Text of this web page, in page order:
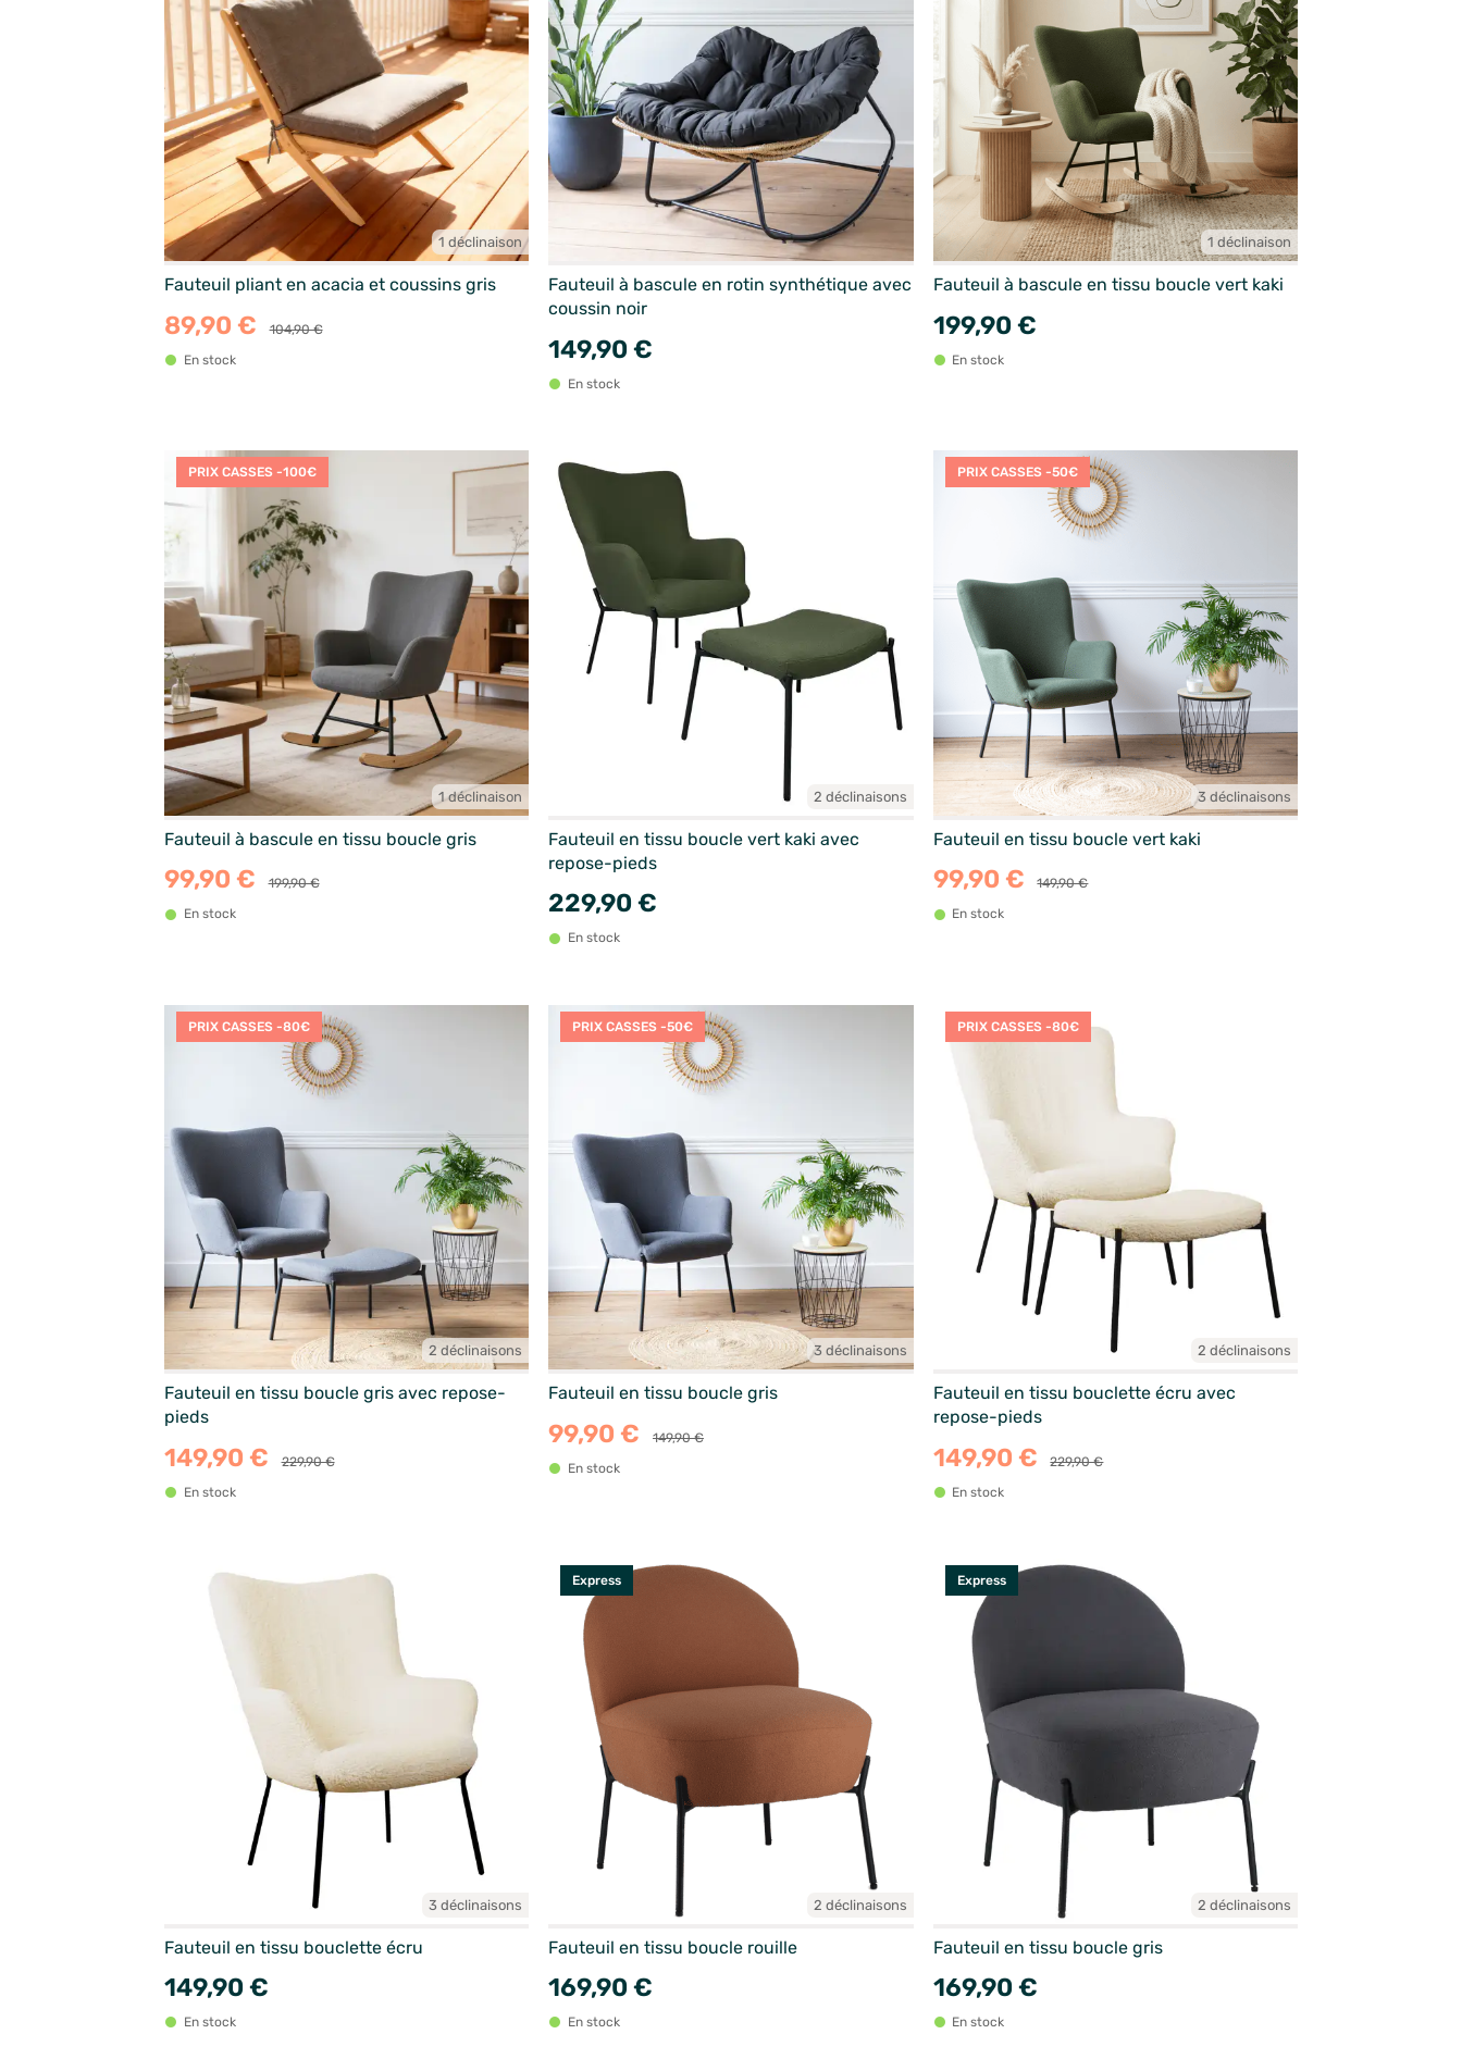
1 déclinaison
Fauteuil pliant en acacia et coussins gris
89,90 €
104,90 €
En stock
Fauteuil à bascule en rotin synthétique avec
coussin noir
149,90 €
En stock
1 déclinaison
Fauteuil à bascule en tissu boucle vert kaki
199,90 €
En stock
PRIX CASSES -100€
1 déclinaison
Fauteuil à bascule en tissu boucle gris
99,90 €
199,90 €
En stock
2 déclinaisons
Fauteuil en tissu boucle vert kaki avec
repose-pieds
229,90 €
En stock
PRIX CASSES -50€
3 déclinaisons
Fauteuil en tissu boucle vert kaki
99,90 €
149,90 €
En stock
PRIX CASSES -80€
2 déclinaisons
Fauteuil en tissu boucle gris avec repose-
pieds
149,90 €
229,90 €
En stock
PRIX CASSES -50€
3 déclinaisons
Fauteuil en tissu boucle gris
99,90 €
149,90 €
En stock
PRIX CASSES -80€
2 déclinaisons
Fauteuil en tissu bouclette écru avec
repose-pieds
149,90 €
229,90 €
En stock
3 déclinaisons
Fauteuil en tissu bouclette écru
149,90 €
En stock
Express
2 déclinaisons
Fauteuil en tissu boucle rouille
169,90 €
En stock
Express
2 déclinaisons
Fauteuil en tissu boucle gris
169,90 €
En stock